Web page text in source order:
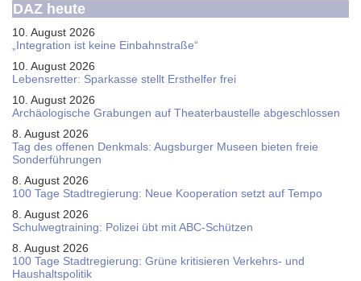
DAZ heute
10. August 2026
„Integration ist keine Einbahnstraße“
10. August 2026
Le­bens­ret­ter: Spar­kas­se stellt Erst­hel­fer frei
10. August 2026
Ar­chäo­lo­gi­sche Gra­bun­gen auf Thea­ter­bau­stel­le ab­ge­schlos­sen
8. August 2026
Tag des offenen Denkmals: Augsburger Museen bieten freie
Sonderführungen
8. August 2026
100 Tage Stadtregierung: Neue Kooperation setzt auf Tempo
8. August 2026
Schul­weg­trai­ning: Poli­zei übt mit ABC-Schüt­zen
8. August 2026
100 Tage Stadtregierung: Grüne kritisieren Verkehrs- und
Haushaltspolitik